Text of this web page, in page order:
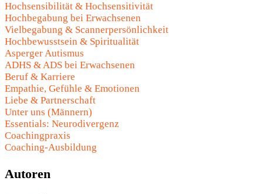
Hochsensibilität & Hochsensitivität
Hochbegabung bei Erwachsenen
Vielbegabung & Scannerpersönlichkeit
Hochbewusstsein & Spiritualität
Asperger Autismus
ADHS & ADS bei Erwachsenen
Beruf & Karriere
Empathie, Gefühle & Emotionen
Liebe & Partnerschaft
Unter uns (Männern)
Essentials: Neurodivergenz
Coachingpraxis
Coaching-Ausbildung
Autoren